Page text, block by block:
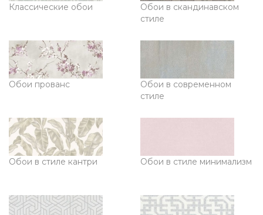
Классические обои
Обои в скандинавском
стиле
Обои прованс
Обои в современном
стиле
Обои в стиле кантри Обои в стиле минимализм